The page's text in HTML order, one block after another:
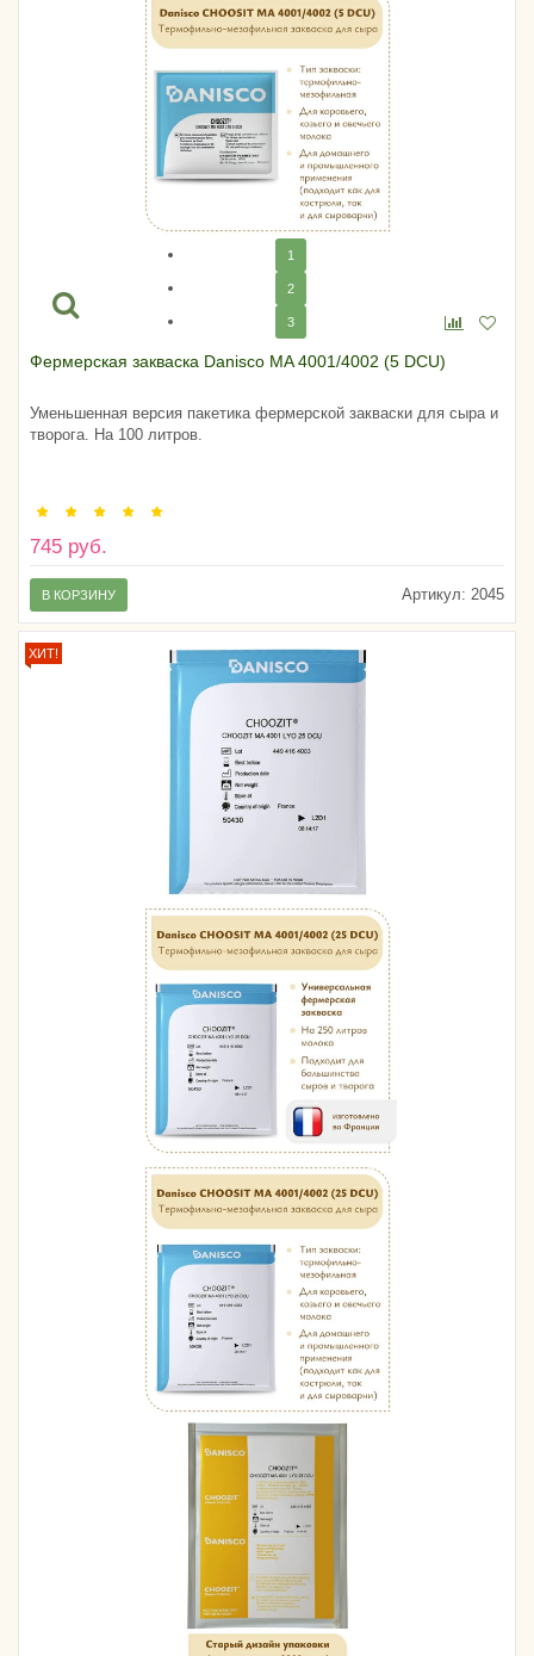
1
2
3
Фермерская закваска Danisco MA 4001/4002 (5 DCU)
Уменьшенная версия пакетика фермерской закваски для сыра и
творога. На 100 литров.
745 руб.
Артикул: 2045
В КОРЗИНУ
ХИТ!